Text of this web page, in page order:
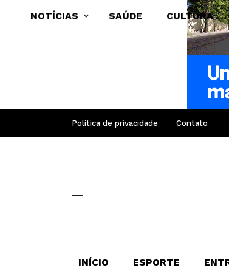
Política de privacidade Contato
INÍCIO ESPORTE
NOTÍCIAS SAÚDE CULTURA